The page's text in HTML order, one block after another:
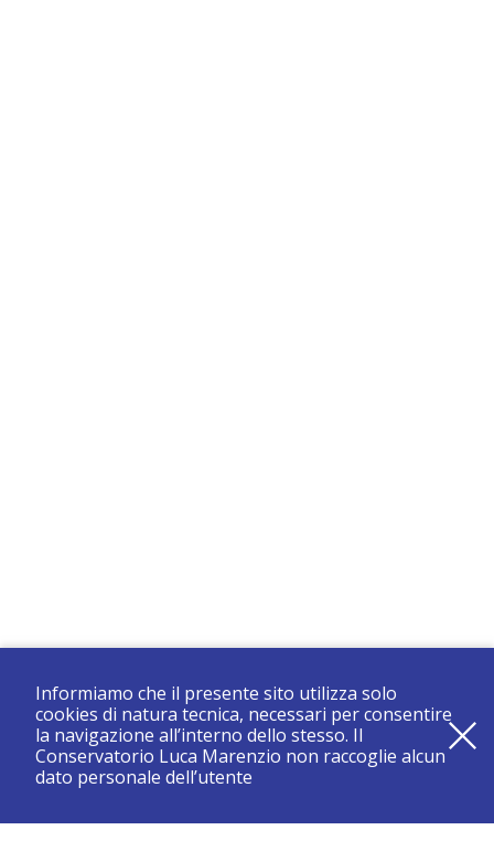
registrati e resta aggiornato su tutte le novità
Informiamo che il presente sito utilizza solo
cookies di natura tecnica, necessari per consentire
la navigazione all’interno dello stesso. Il
Conservatorio Luca Marenzio non raccoglie alcun
dato personale dell’utente